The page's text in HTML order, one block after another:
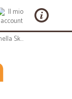
Vitasnella Skyr Mirtillo 145 gr.